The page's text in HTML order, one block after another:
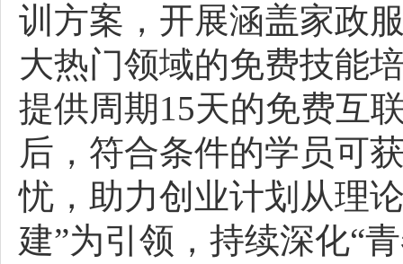
训方案，开展涵盖家政
大热门领域的免费技能
提供周期15天的免费互
后，符合条件的学员可
忧，助力创业计划从理
建”为引领，持续深化“